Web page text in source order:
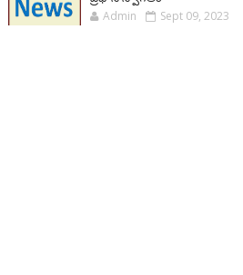
Admin Sept 09, 2023